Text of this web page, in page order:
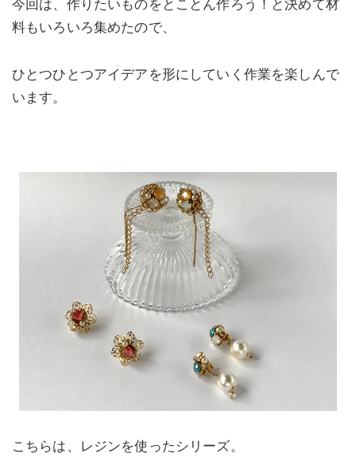
今回は、作りたいものをとことん作ろう！と決めて材
料もいろいろ集めたので、
ひとつひとつアイデアを形にしていく作業を楽しんで
います。
こちらは、レジンを使ったシリーズ。